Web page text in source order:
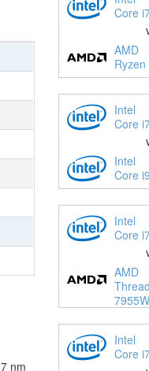
nm
Core
AMD
Intel
Core
Intel
Core
Intel
Core
AMD
Intel
Core